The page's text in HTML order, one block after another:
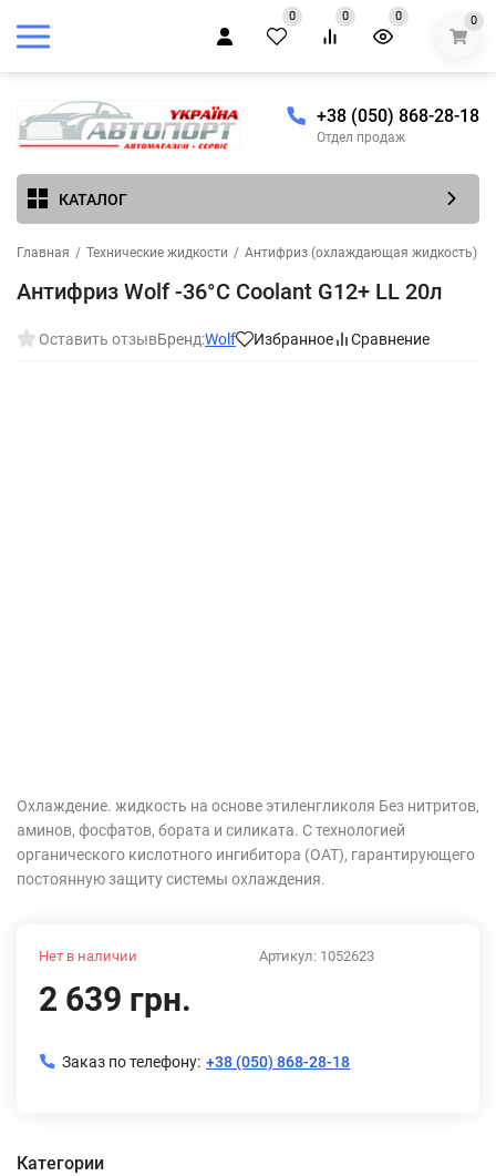
0 0 0 0
+38 (050) 868-28-18
Отдел продаж
КАТАЛОГ
Главная / Технические жидкости / Антифриз (охлаждающая жидкость)
Антифриз Wolf -36°C Coolant G12+ LL 20л
Оставить отзывБренд:Wolf Избранное Сравнение
Охлаждение. жидкость на основе этиленгликоля Без нитритов,
аминов, фосфатов, бората и силиката. С технологией
органического кислотного ингибитора (OAT), гарантирующего
постоянную защиту системы охлаждения.
Артикул: 1052623
Нет в наличии
2 639 грн.
Заказ по телефону: +38 (050) 868-28-18
Категории